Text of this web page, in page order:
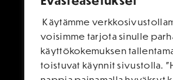
Käytämme
voisimme tarjota sinulle
käyttökokemuksen
toistuvat käynnit sivustolla.